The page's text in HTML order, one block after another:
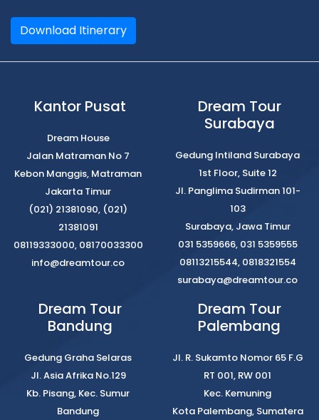
Download Itinerary
Kantor Pusat
Dream House
Jalan Matraman No 7
Kebon Manggis, Matraman
Jakarta Timur
(021) 21381090, (021)
21381091
08119333000, 08170033300
info@dreamtour.co
Dream Tour
Surabaya
Gedung Intiland Surabaya
1st Floor, Suite 12
Jl. Panglima Sudirman 101-
103
Surabaya, Jawa Timur
031 5359666, 031 5359555
08113215544, 0818321554
surabaya@dreamtour.co
Dream Tour
Bandung
Gedung Graha Selaras
Jl. Asia Afrika No.129
Kb. Pisang, Kec. Sumur
Bandung
Dream Tour
Palembang
Jl. R. Sukamto Nomor 65 F.G
RT 001, RW 001
Kec. Kemuning
Kota Palembang, Sumatera